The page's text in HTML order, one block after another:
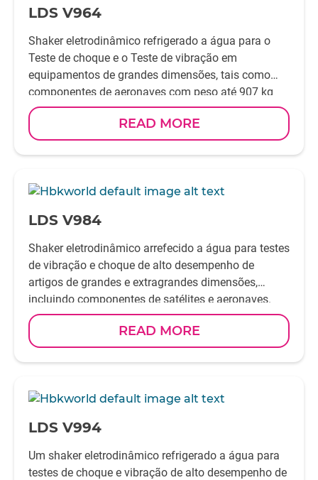
LDS V964
Shaker eletrodinâmico refrigerado a água para o
Teste de choque e o Teste de vibração em
equipamentos de grandes dimensões, tais como
componentes de aeronaves com peso até 907 kg
(2000 lb). É capaz de aplicar forças senoidais e
aleatórias até 89 kN (20 000 lbf) e possui um
momento de capotamento máximo de 3,13 kN·m
(2308 lb·ft).
READ MORE
-
LDS V984
Shaker eletrodinâmico arrefecido a água para testes
de vibração e choque de alto desempenho de
artigos de grandes e extragrandes dimensões,
incluindo componentes de satélites e aeronaves.
Pode aplicar forças até 160,1 kN (36 000 lbf) e tem
uma capacidade de suporte de carga interna de
2000 kg (4409 lb).
READ MORE
-
LDS V994
Um shaker eletrodinâmico refrigerado a água para
testes de choque e vibração de alto desempenho de